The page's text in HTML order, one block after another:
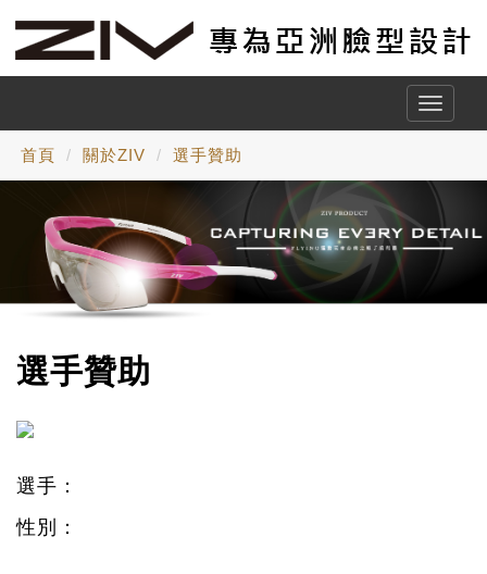
Toggle
首頁 關於ZIV 選手贊助
選手贊助
選手：
性別：